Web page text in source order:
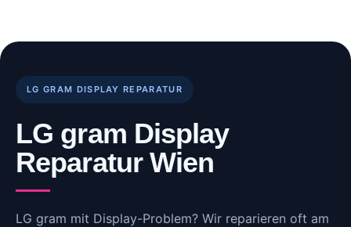
content
LG GRAM DISPLAY REPARATUR
LG gram Display
Reparatur Wien
LG gram mit Display-Problem? Wir reparieren oft am